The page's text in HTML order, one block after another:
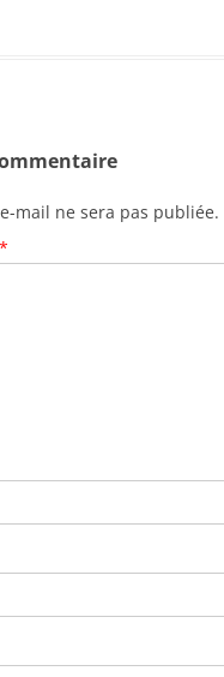
mail ne sera pas publiée.
*